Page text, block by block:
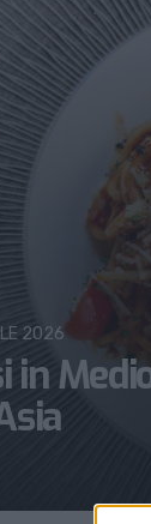
in
2026